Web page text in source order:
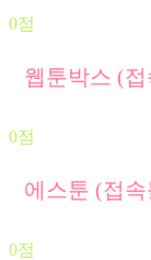
0점
웹툰박스 (
0점
에스툰 (접
0점